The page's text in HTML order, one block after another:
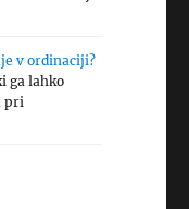
v ordinaciji?
ga lahko
pri